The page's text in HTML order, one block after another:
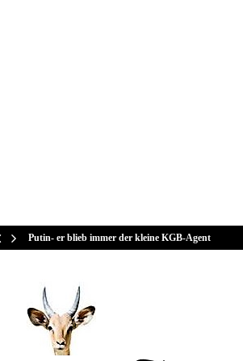
Putin- er blieb immer der kleine KGB-Agent